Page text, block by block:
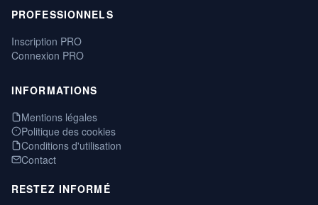
PROFESSIONNELS
Inscription PRO
Connexion PRO
INFORMATIONS
Mentions légales
Politique des cookies
Conditions d'utilisation
Contact
RESTEZ INFORMÉ